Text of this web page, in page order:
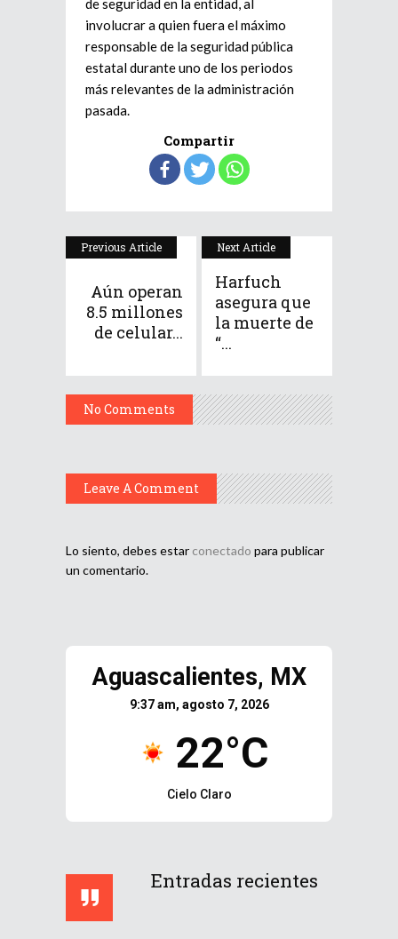
de seguridad en la entidad, al
involucrar a quien fuera el máximo
responsable de la seguridad pública
estatal durante uno de los periodos
más relevantes de la administración
pasada.
Compartir
Previous Article
Aún operan
8.5 millones
de celular...
Next Article
Harfuch
asegura que
la muerte de
“...
No Comments
Leave A Comment
Lo siento, debes estar conectado para publicar
un comentario.
Aguascalientes, MX
9:37 am, agosto 7, 2026
22°C
Cielo Claro
Entradas recientes